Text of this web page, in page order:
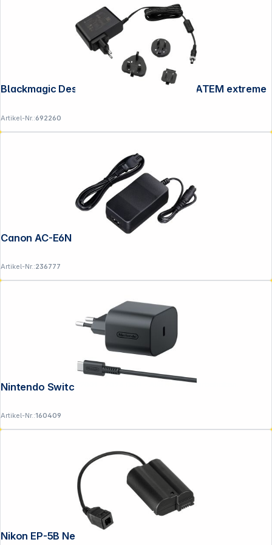
Blackmagic Design Netzteil 12V 60W für ATEM extreme
Artikel-Nr.:692260
Canon AC-E6N
Artikel-Nr.:236777
Nintendo Switch 2-Netzteil
Artikel-Nr.:160409
Nikon EP-5B Netzadapteranschluss
Copyright © 2001 - 2026 DGH - Alle Rechte vorbehalten.